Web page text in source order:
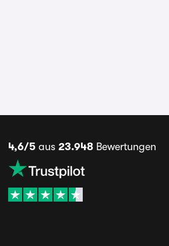
4,6/5aus 23.948Bewertungen